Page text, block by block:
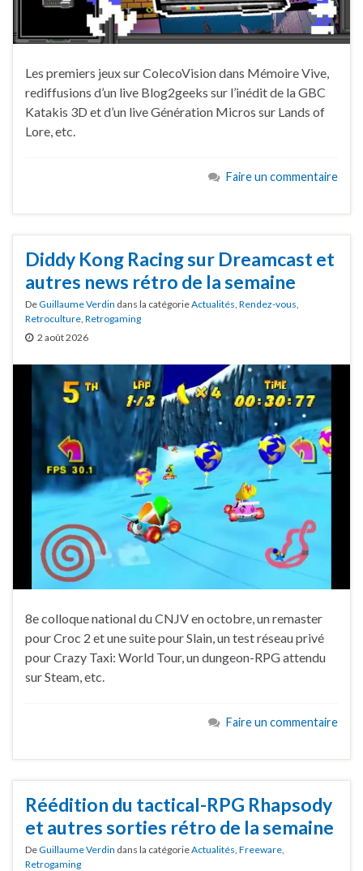
Les premiers jeux sur ColecoVision dans Mémoire Vive,
rediffusions d’un live Blog2geeks sur l’inédit de la GBC
Katakis 3D et d’un live Génération Micros sur Lands of
Lore, etc.
Faire un commentaire
Diddy Kong Racing sur Dreamcast et
autres news rétro de la semaine
DeGuillaume Verdin dans la catégorieActualités Rendez-vous
Retroculture Retrogaming
2 août 2026
8e colloque national du CNJV en octobre, un remaster
pour Croc 2 et une suite pour Slain, un test réseau privé
pour Crazy Taxi: World Tour, un dungeon-RPG attendu
sur Steam, etc.
Faire un commentaire
Réédition du tactical-RPG Rhapsody
et autres sorties rétro de la semaine
DeGuillaume Verdin dans la catégorieActualités Freeware
Retrogaming